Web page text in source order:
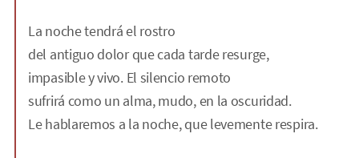
La noche tendrá el rostro
del antiguo dolor que cada tarde resurge,
impasible y vivo. El silencio remoto
sufrirá como un alma, mudo, en la oscuridad.
Le hablaremos a la noche, que levemente respira.